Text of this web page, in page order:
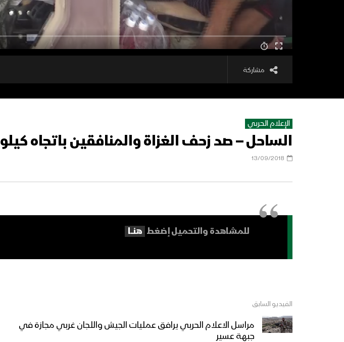
مشاركة
الإعلام الحربي
الساحل – صد زحف الغزاة والمنافقين باتجاه كيلو16 شرق الحديدة
13/09/2018
للمشاهدة والتحميل إضغط هنــــا
الفيديو السابق
مراسل الاعلام الحربي يرافق عمليات الجيش واللجان غربي مجازة في
جبهة عسير